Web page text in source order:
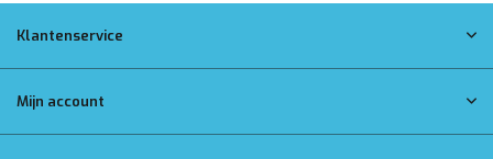
Klantenservice
Mijn account